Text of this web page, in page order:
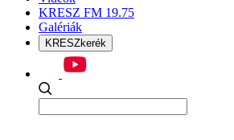
KRESZ FM 19.75
Galériák
KRESZkerék